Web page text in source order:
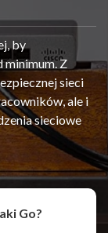
by
minimum. Z
sieci
ale i
sieciowe
Go?